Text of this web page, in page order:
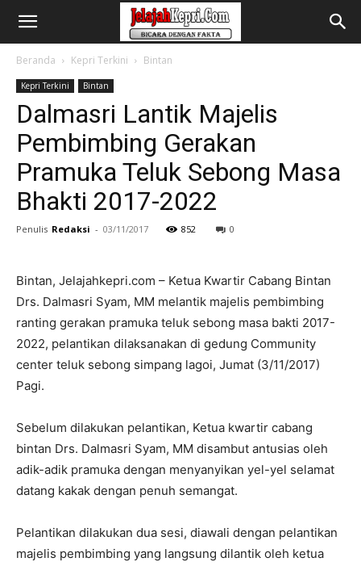
Beranda Kepri Terkini Bintan
Kepri Terkini Bintan
Dalmasri Lantik Majelis
Pembimbing Gerakan
Pramuka Teluk Sebong Masa
Bhakti 2017-2022
Penulis Redaksi - 03/11/2017 852 0
Bintan, Jelajahkepri.com – Ketua Kwartir Cabang Bintan
Drs. Dalmasri Syam, MM melantik majelis pembimbing
ranting gerakan pramuka teluk sebong masa bakti 2017-
2022, pelantikan dilaksanakan di gedung Community
center teluk sebong simpang lagoi, Jumat (3/11/2017)
Pagi.
Sebelum dilakukan pelantikan, Ketua kwartir cabang
bintan Drs. Dalmasri Syam, MM disambut antusias oleh
adik-adik pramuka dengan menyanyikan yel-yel selamat
datang kakak dengan penuh semangat.
Pelantikan dilakukan dua sesi, diawali dengan pelantikan
majelis pembimbing yang langsung dilantik oleh ketua